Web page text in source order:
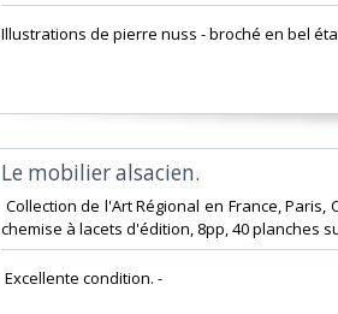
‎Illustrations de pierre nuss - broché en bel
‎Le mobilier alsacien.‎
Collection de l'Art Régional en France,
chemise à lacets d'édition, 8pp, 40 planches
‎ Excellente condition. - ‎